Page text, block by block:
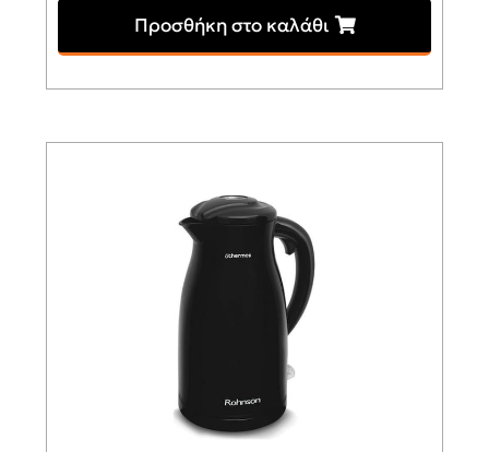
Προσθήκη στο καλάθι